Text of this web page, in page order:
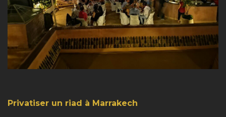
Privatiser un riad à Marrakech